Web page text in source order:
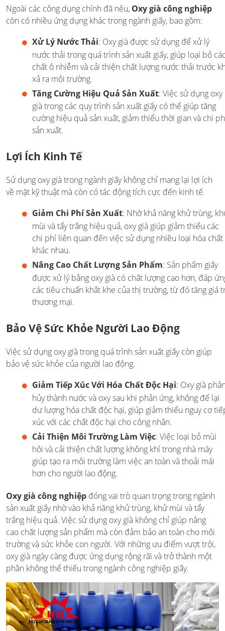
Ngoài các công dụng chính đã nêu, Oxy già công nghiệp
còn có nhiều ứng dụng khác trong ngành giấy, bao gồm:
Xử Lý Nước Thải: Oxy già được sử dụng để xử lý
nước thải trong quá trình sản xuất giấy, giúp loại bỏ
chất ô nhiễm và cải thiện chất lượng nước thải trước
xả ra môi trường.
Tăng Cường Hiệu Quả Sản Xuất: Việc sử dụng oxy
già trong các quy trình sản xuất giấy có thể giúp tăng
cường hiệu quả sản xuất, giảm thiểu thời gian và chi
sản xuất.
Lợi Ích Kinh Tế
Sử dụng oxy già trong ngành giấy không chỉ mang lại lợi ích
về mặt kỹ thuật mà còn có tác động tích cực đến kinh tế.
Giảm Chi Phí Sản Xuất: Nhờ khả năng khử trùng,
mùi và tẩy trắng hiệu quả, oxy già giúp giảm thiểu các
chi phí liên quan đến việc sử dụng nhiều loại hóa chất
khác nhau.
Nâng Cao Chất Lượng Sản Phẩm: Sản phẩm giấy
được xử lý bằng oxy già có chất lượng cao hơn, đáp
các tiêu chuẩn khắt khe của thị trường, từ đó tăng giá
thương mại.
Bảo Vệ Sức Khỏe Người Lao Động
Việc sử dụng oxy già trong quá trình sản xuất giấy còn giúp
bảo vệ sức khỏe của người lao động.
Giảm Tiếp Xúc Với Hóa Chất Độc Hại: Oxy già
hủy thành nước và oxy sau khi phản ứng, không để lại
dư lượng hóa chất độc hại, giúp giảm thiểu nguy cơ
xúc với các chất độc hại cho công nhân.
Cải Thiện Môi Trường Làm Việc: Việc loại bỏ mùi
hôi và cải thiện chất lượng không khí trong nhà máy
giúp tạo ra môi trường làm việc an toàn và thoải mái
hơn cho người lao động.
Oxy già công nghiệp đóng vai trò quan trọng trong ngành
sản xuất giấy nhờ vào khả năng khử trùng, khử mùi và tẩy
trắng hiệu quả. Việc sử dụng oxy già không chỉ giúp nâng
cao chất lượng sản phẩm mà còn đảm bảo an toàn cho môi
trường và sức khỏe con người. Với những ưu điểm vượt trội,
oxy già ngày càng được ứng dụng rộng rãi và trở thành một
phần không thể thiếu trong ngành công nghiệp giấy.